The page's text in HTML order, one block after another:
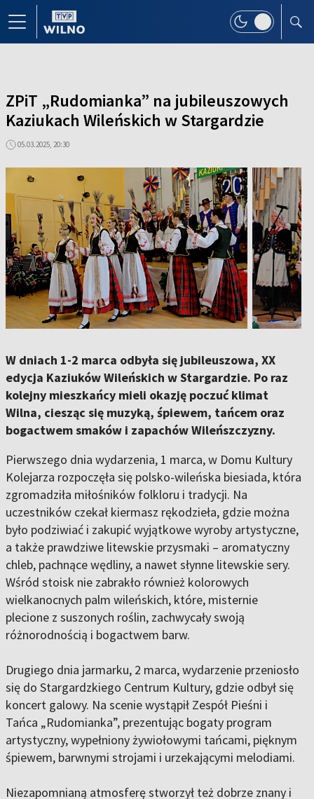
ZPiT „Rudomianka” na jubileuszowych
Kaziukach Wileńskich w Stargardzie
05.03.2025, 20:30
W dniach 1-2 marca odbyła się jubileuszowa, XX
edycja Kaziuków Wileńskich w Stargardzie. Po raz
kolejny mieszkańcy mieli okazję poczuć klimat
Wilna, ciesząc się muzyką, śpiewem, tańcem oraz
bogactwem smaków i zapachów Wileńszczyzny.
Pierwszego dnia wydarzenia, 1 marca, w Domu Kultury
Kolejarza rozpoczęła się polsko-wileńska biesiada, która
zgromadziła miłośników folkloru i tradycji. Na
uczestników czekał kiermasz rękodzieła, gdzie można
było podziwiać i zakupić wyjątkowe wyroby artystyczne,
a także prawdziwe litewskie przysmaki – aromatyczny
chleb, pachnące wędliny, a nawet słynne litewskie sery.
Wśród stoisk nie zabrakło również kolorowych
wielkanocnych palm wileńskich, które, misternie
plecione z suszonych roślin, zachwycały swoją
różnorodnością i bogactwem barw.
Drugiego dnia jarmarku, 2 marca, wydarzenie przeniosło
się do Stargardzkiego Centrum Kultury, gdzie odbył się
koncert galowy. Na scenie wystąpił Zespół Pieśni i
Tańca „Rudomianka”, prezentując bogaty program
artystyczny, wypełniony żywiołowymi tańcami, pięknym
śpiewem, barwnymi strojami i urzekającymi melodiami.
Niezapomnianą atmosferę stworzył też dobrze znany i